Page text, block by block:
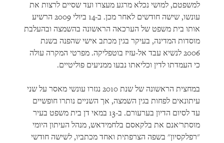
למשפטם, למושי נכלא מרגע מעצרו ועד שסיים לרצות את
עונשו, שישה חודשים לאחר מכן. ב-14 ביולי 2009 הרשיע
אותו בית משפט של הערכאה הראשונה בהשמצה ובהעלבת
מוסדות המדינה, בעיקר בגין מכתב אישי שהפנה בשנת
2006 לנשיא עבד אל-עזיז בוטפליקה. מפרטי המקרה עולה
כי העמדתו לדין וכליאתו נבעו ממניעים פוליטיים.
במחצית הראשונה של שנת 2010 נגזרו עונשי מאסר על שני
עיתונאים לפחות בגין השמצה, אך השניים נותרו חופשיים
עד לסיום הדיון בערעורם. ב-13 במאי דן בית משפט בעיר
מוסתר'אנם את בלקאסם בלחמידאש, מנהל העיתון היומי
"רפלקסיון" בשפה הצרפתית ואחד מכתביו, לשישה חודשי